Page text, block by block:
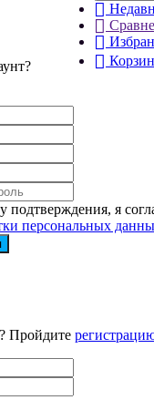
подтверждения, я
персональных
Пройдите